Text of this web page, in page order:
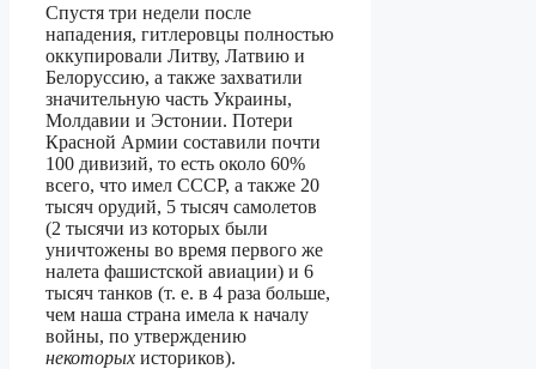
Спустя три недели после
нападения, гитлеровцы полностью
оккупировали Литву, Латвию и
Белоруссию, а также захватили
значительную часть Украины,
Молдавии и Эстонии. Потери
Красной Армии составили почти
100 дивизий, то есть около 60%
всего, что имел СССР, а также 20
тысяч орудий, 5 тысяч самолетов
(2 тысячи из которых были
уничтожены во время первого же
налета фашистской авиации) и 6
тысяч танков (т. е. в 4 раза больше,
чем наша страна имела к началу
войны, по утверждению
некоторых историков).